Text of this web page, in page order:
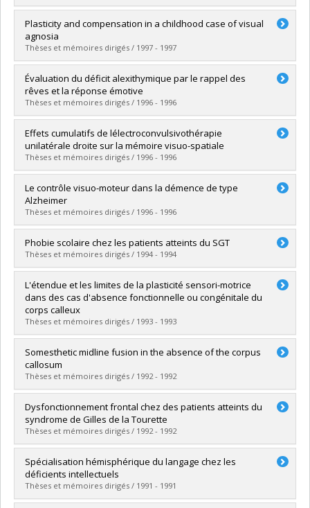
Diplômé(e) : Caillé, Stéphanie
Cycle :Doctorat
Diplôme obtenu :Ph. D.
Lien vers le document dans Papyrus
Plasticity and compensation in a childhood case of visual
agnosia
Thèses et mémoires dirigés / 1997 - 1997
Diplômé(e) :Schiavetto, Alessandra
Cycle :Doctorat
Diplôme obtenu :Ph. D.
Lien vers le document dans Papyrus
Évaluation du déficit alexithymique par le rappel des
rêves et la réponse émotive
Thèses et mémoires dirigés / 1996 - 1996
Diplômé(e) :Ouellet, Lucie
Cycle :Maîtrise
Diplôme obtenu :M. Sc.
Lien vers le document dans Papyrus
Effets cumulatifs de lélectroconvulsivothérapie
unilatérale droite sur la mémoire visuo-spatiale
Thèses et mémoires dirigés / 1996 - 1996
Diplômé(e) :McCabe, Nicole
Cycle :Doctorat
Diplôme obtenu :Ph. D.
Lien vers le document dans Papyrus
Le contrôle visuo-moteur dans la démence de type
Alzheimer
Thèses et mémoires dirigés / 1996 - 1996
Diplômé(e) :Demers, Pascale
Cycle : Doctorat
Diplôme obtenu :Ph. D.
Lien vers le document dans Papyrus
Phobie scolaire chez les patients atteints du SGT
Thèses et mémoires dirigés / 1994 - 1994
Diplômé(e) :Caillé, Stéphanie
Cycle :Maîtrise
Diplôme obtenu :
Lien vers le document dans Papyrus
L'étendue et les limites de la plasticité sensori-motrice
dans des cas d'absence fonctionnelle ou congénitale du
corps calleux
Thèses et mémoires dirigés / 1993 - 1993
Diplômé(e) :Chicoine, Anne-Josée
Cycle :Doctorat
Diplôme obtenu :Ph. D.
Lien vers le document dans Papyrus
Somesthetic midline fusion in the absence of the corpus
callosum
Thèses et mémoires dirigés / 1992 - 1992
Diplômé(e) :Schiavetto, Alessandra
Cycle :Maîtrise
Diplôme obtenu :M. Sc.
Lien vers le document dans Papyrus
Dysfonctionnement frontal chez des patients atteints du
syndrome de Gilles de la Tourette
Thèses et mémoires dirigés / 1992 - 1992
Diplômé(e) :Lussier, Francine
Cycle :Doctorat
Diplôme obtenu :Ph. D.
Lien vers le document dans Papyrus
Spécialisation hémisphérique du langage chez les
déficients intellectuels
Thèses et mémoires dirigés / 1991 - 1991